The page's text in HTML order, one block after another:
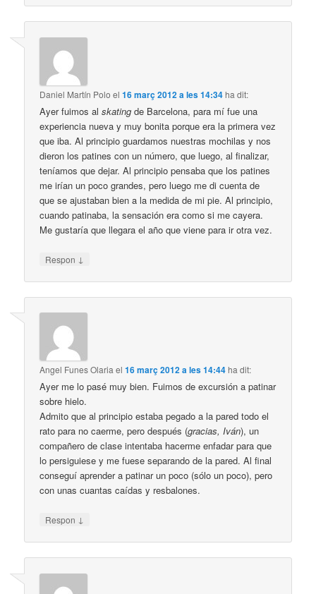
Daniel Martín Polo el16 març 2012 a les 14:34ha dit:
Ayer fuimos alskating de Barcelona, para mí fue una
experiencia nueva y muy bonita porque era la primera vez
que iba. Al principio guardamos nuestras mochilas y nos
dieron los patines con un número, que luego, al finalizar,
teníamos que dejar. Al principio pensaba que los patines
me irían un poco grandes, pero luego me di cuenta de
que se ajustaban bien a la medida de mi pie. Al principio,
cuando patinaba, la sensación era como si me cayera.
Me gustaría que llegara el año que viene para ir otra vez.
Respon ↓
Angel Funes Olaria el16 març 2012 a les 14:44ha dit:
Ayer me lo pasé muy bien. Fuimos de excursión a patinar
sobre hielo.
Admito que al principio estaba pegado a la pared todo el
rato para no caerme, pero después (gracias, Iván), un
compañero de clase intentaba hacerme enfadar para que
lo persiguiese y me fuese separando de la pared. Al final
conseguí aprender a patinar un poco (sólo un poco), pero
con unas cuantas caídas y resbalones.
Respon ↓